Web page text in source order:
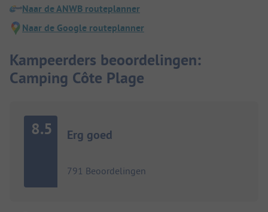
Naar de ANWB routeplanner
Naar de Google routeplanner
Kampeerders beoordelingen:
Camping Côte Plage
8.5 Erg goed
791 Beoordelingen